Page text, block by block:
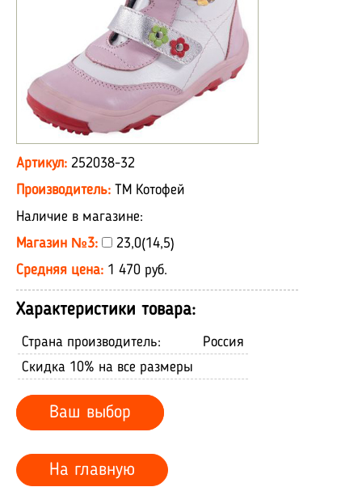
Артикул: 252038-32
Производитель: ТМ Котофей
Наличие в магазине:
Магазин №3:
23,0(14,5)
Средняя цена: 1 470 руб.
Характеристики товара:
Страна производитель:
Россия
Скидка 10% на все размеры
Ваш выбор
На главную